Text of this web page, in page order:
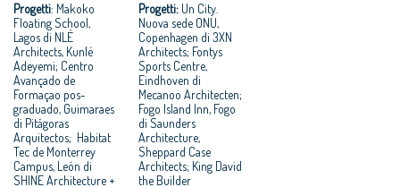
Progetti: Makoko
Floating School,
Lagos di NLÉ
Architects, Kunlé
Adeyemi; Centro
Avançado de
Formaçao pos-
graduado, Guimaraes
di Pitágoras
Arquitectos; Habitat
Tec de Monterrey
Campus, León di
SHINE Architecture +
Progetti:Un City.
Nuova sede ONU,
Copenhagen di 3XN
Architects; Fontys
Sports Centre,
Eindhoven di
Mecanoo Architecten;
Fogo Island Inn, Fogo
di Saunders
Architecture,
Sheppard Case
Architects; King David
the Builder